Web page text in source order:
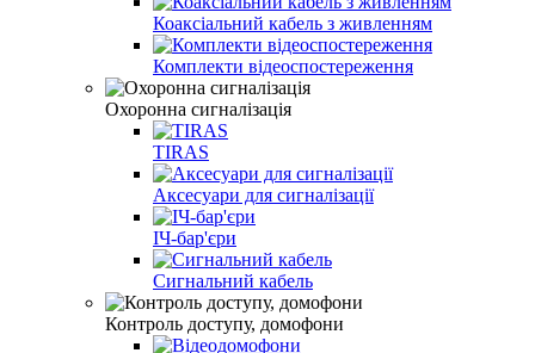
Коаксіальний кабель з живленням
Комплекти відеоспостереження
Охоронна сигналізація
TIRAS
Аксесуари для сигналізації
ІЧ-бар'єри
Сигнальний кабель
Контроль доступу, домофони